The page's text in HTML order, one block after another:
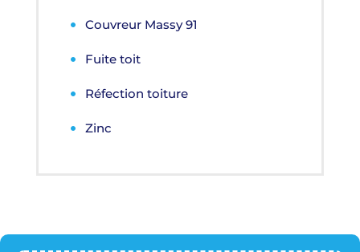
Couvreur Massy 91
Fuite toit
Réfection toiture
Zinc